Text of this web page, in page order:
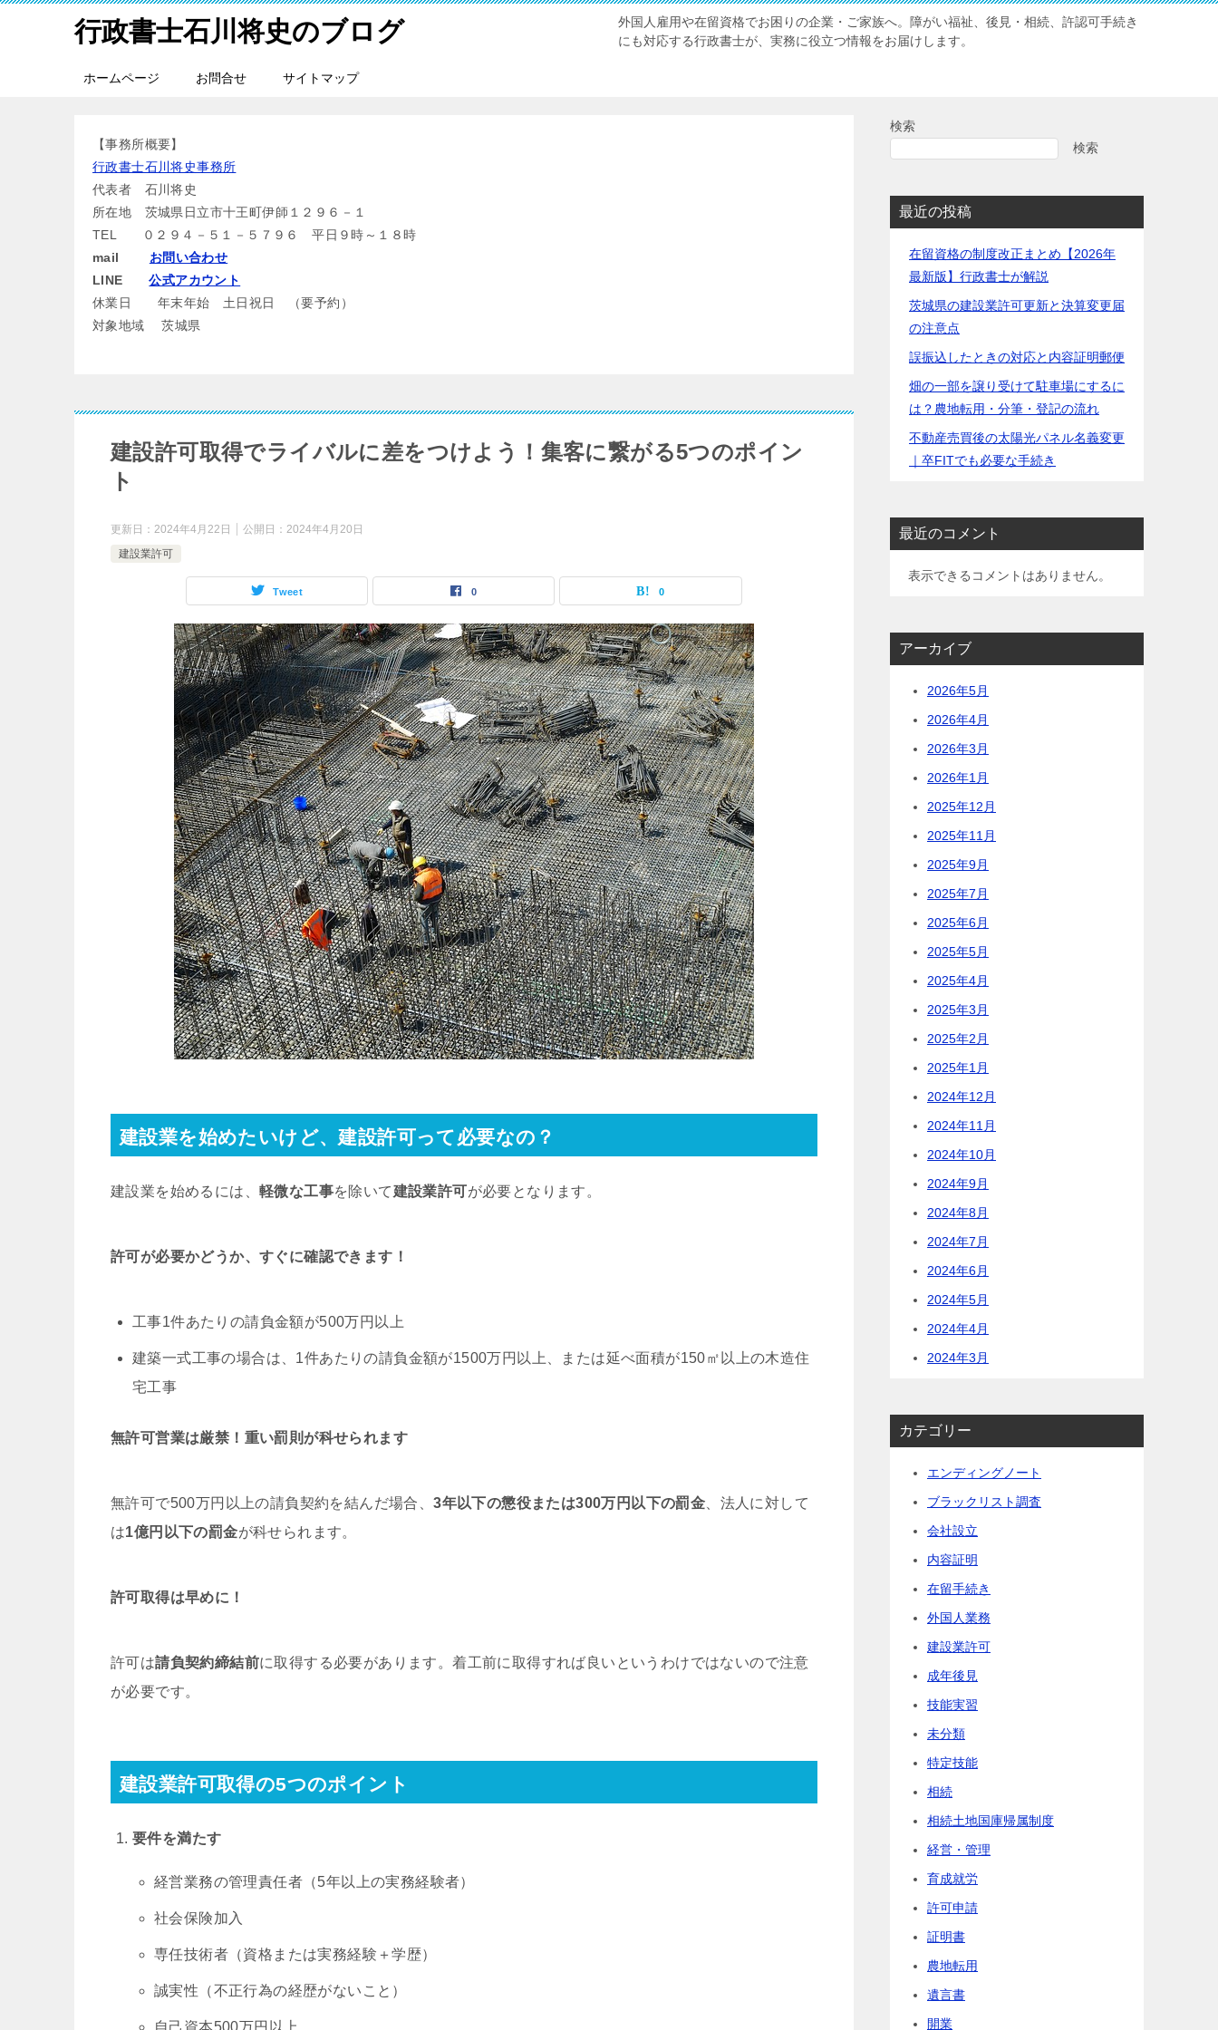
行政書士石川将史のブログ
外国人雇用や在留資格でお困りの企業・ご家族へ。障がい福祉、後見・相続、許認可手続き
にも対応する行政書士が、実務に役立つ情報をお届けします。
ホームページ お問合せ サイトマップ
【事務所概要】
行政書士石川将史事務所
代表者 石川将史
所在地 茨城県日立市十王町伊師１２９６－１
TEL ０２９４－５１－５７９６ 平日９時～１８時
mail お問い合わせ
LINE公式アカウント
休業日 年末年始 土日祝日 （要予約）
対象地域 茨城県
建設許可取得でライバルに差をつけよう！集客に繋がる5つのポイン
ト
更新日： 2024年4月22日 公開日： 2024年4月20日
建設業許可
Tweet 0 0
建設業を始めたいけど、建設許可って必要なの？
建設業を始めるには、 軽微な工事を除いて建設業許可が必要となります。
許可が必要かどうか、すぐに確認できます！
工事1件あたりの請負金額が500万円以上
建築一式工事の場合は、1件あたりの請負金額が1500万円以上、または延べ面積が150㎡以上の木造住
宅工事
無許可営業は厳禁！重い罰則が科せられます
無許可で500万円以上の請負契約を結んだ場合、3年以下の懲役または300万円以下の罰金 、法人に対して
は1億円以下の罰金が科せられます。
許可取得は早めに！
許可は請負契約締結前に取得する必要があります。着工前に取得すれば良いというわけではないので注意
が必要です。
建設業許可取得の5つのポイント
要件を満たす
経営業務の管理責任者（5年以上の実務経験者）
社会保険加入
専任技術者（資格または実務経験＋学歴）
誠実性（不正行為の経歴がないこと）
自己資本500万円以上
検索
検索
最近の投稿
在留資格の制度改正まとめ【2026年
最新版】行政書士が解説
茨城県の建設業許可更新と決算変更届
の注意点
誤振込したときの対応と内容証明郵便
畑の一部を譲り受けて駐車場にするに
は？農地転用・分筆・登記の流れ
不動産売買後の太陽光パネル名義変更
｜卒FITでも必要な手続き
最近のコメント
表示できるコメントはありません。
アーカイブ
2026年5月
2026年4月
2026年3月
2026年1月
2025年12月
2025年11月
2025年9月
2025年7月
2025年6月
2025年5月
2025年4月
2025年3月
2025年2月
2025年1月
2024年12月
2024年11月
2024年10月
2024年9月
2024年8月
2024年7月
2024年6月
2024年5月
2024年4月
2024年3月
カテゴリー
エンディングノート
ブラックリスト調査
会社設立
内容証明
在留手続き
外国人業務
建設業許可
成年後見
技能実習
未分類
特定技能
相続
相続土地国庫帰属制度
経営・管理
育成就労
許可申請
証明書
農地転用
遺言書
開業